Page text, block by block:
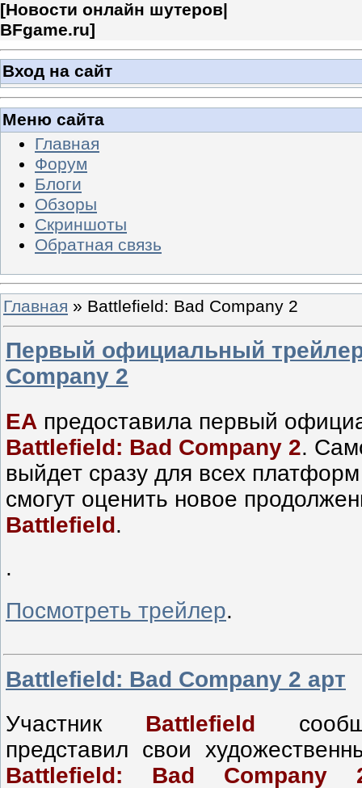
[Новости онлайн шутеров|
BFgame.ru]
Вход на сайт
Меню сайта
Главная
Форум
Блоги
Обзоры
Скриншоты
Обратная связь
Главная » Battlefield: Bad Company 2
Первый официальный
Company 2
ЕА предоставила первый
Battlefield: Bad Company 2.
выйдет сразу для всех
смогут оценить новое
Battlefield.
.
Посмотреть трейлер.
Battlefield: Bad Company 2 арт
Участник Battlefield
представил свои
Battlefield: Bad Company